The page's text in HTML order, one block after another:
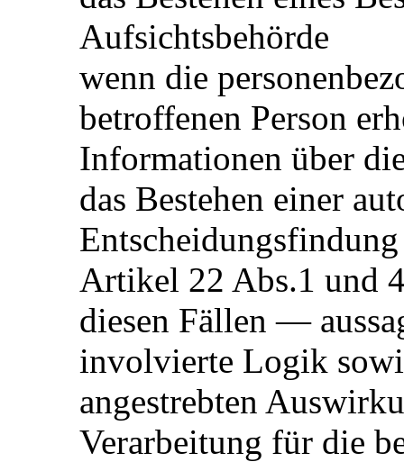
Aufsichtsbehörde
wenn die
betroffenen Person
Informationen über
das Bestehen einer
Artikel 22 Abs.1 und
diesen Fällen —
involvierte Logik
angestrebten
Verarbeitung für die